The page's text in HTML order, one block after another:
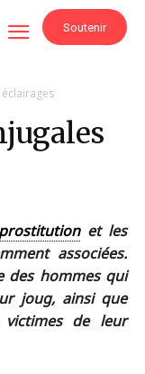
Soutenir
prostitutionet les
associées.
des hommes qui
joug, ainsi que
de leur